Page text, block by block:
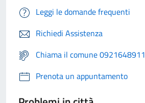
Leggi le domande frequenti
Richiedi Assistenza
Chiama il comune 0921648911
Prenota un appuntamento